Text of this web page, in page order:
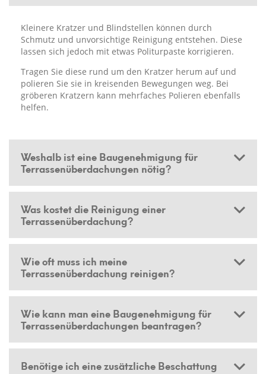
Kleinere Kratzer und Blindstellen können durch
Schmutz und unvorsichtige Reinigung entstehen. Diese
lassen sich jedoch mit etwas Politurpaste korrigieren.
Tragen Sie diese rund um den Kratzer herum auf und
polieren Sie sie in kreisenden Bewegungen weg. Bei
gröberen Kratzern kann mehrfaches Polieren ebenfalls
helfen.
Weshalb ist eine Baugenehmigung für
Terrassenüberdachungen nötig?
Was kostet die Reinigung einer
Terrassenüberdachung?
Wie oft muss ich meine
Terrassenüberdachung reinigen?
Wie kann man eine Baugenehmigung für
Terrassenüberdachungen beantragen?
Benötige ich eine zusätzliche Beschattung